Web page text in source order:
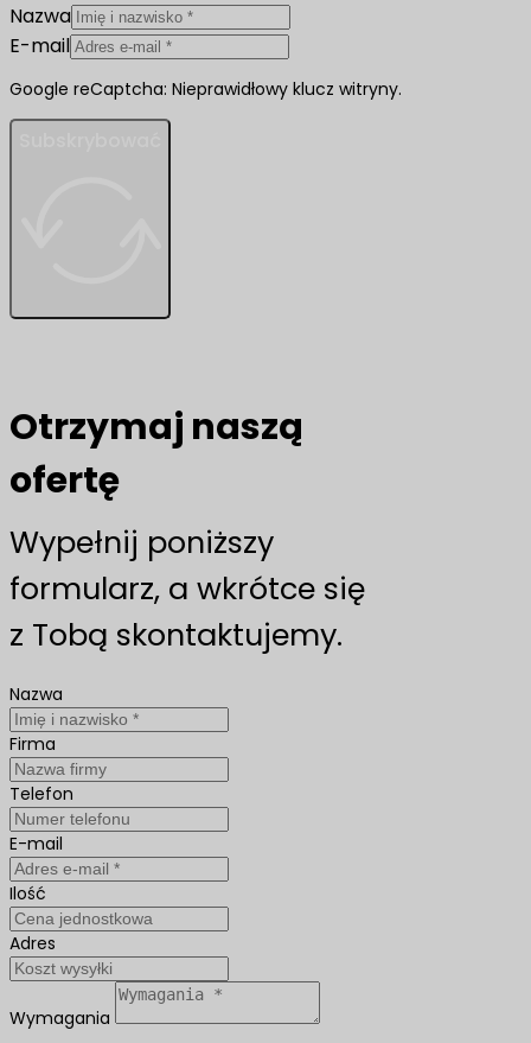
Nazwa
E-mail
Google reCaptcha: Nieprawidłowy klucz witryny.
Otrzymaj naszą
ofertę
Wypełnij poniższy
formularz, a wkrótce się
z Tobą skontaktujemy.
Nazwa
Firma
Telefon
E-mail
Ilość
Adres
Wymagania